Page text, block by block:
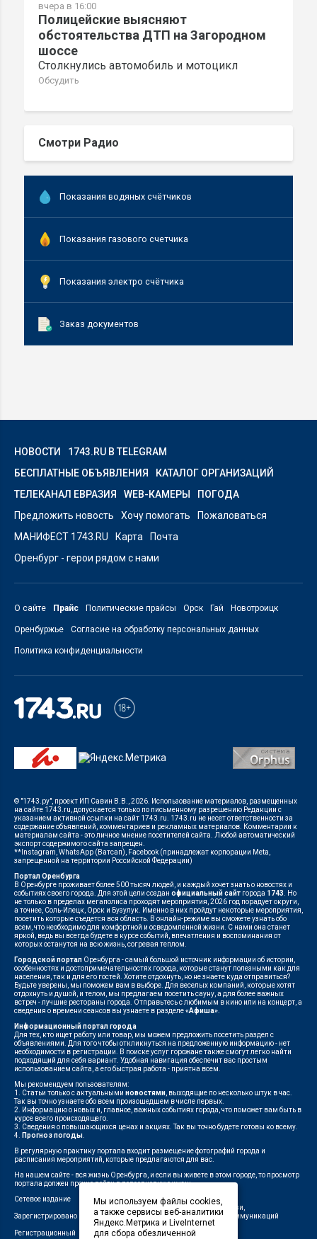
вчера в 16:00
Полицейские выясняют
обстоятельства ДТП на Загородном
шоссе
Столкнулись автомобиль и мотоцикл
Обсудить
Смотри Радио
Показания водяных счётчиков
Показания газового счетчика
Показания электро счётчика
Заказ документов
НОВОСТИ
1743.RU В TELEGRAM
БЕСПЛАТНЫЕ ОБЪЯВЛЕНИЯ
КАТАЛОГ ОРГАНИЗАЦИЙ
ТЕЛЕКАНАЛ ЕВРАЗИЯ
WEB-КАМЕРЫ
ПОГОДА
Предложить новость
Хочу помогать
Пожаловаться
МАНИФЕСТ 1743.RU
Карта
Почта
Оренбург - герои рядом с нами
О сайте Прайс Политические прайсы Орск Гай Новотроицк
Оренбуржье Согласие на обработку персональных данных
Политика конфиденциальности
© "1743.ру", проект ИП Савин В.В., 2026. Использование материалов, размещенных
на сайте 1743.ru, допускается только по письменному разрешению Редакции с
указанием активной ссылки на сайт 1743.ru. 1743.ru не несет ответственности за
содержание объявлений, комментариев и рекламных материалов. Комментарии к
материалам сайта - это личное мнение посетителей сайта. Любой автоматический
экспорт содержимого сайта запрещен.
**Instagram, WhatsApp (Ватсап), Facebook (принадлежат корпорации Meta,
запрещенной на территории Российской Федерации)
Портал Оренбурга
В Оренбурге проживает более 500 тысяч людей, и каждый хочет знать о новостях и
событиях своего города. Для этой цели создан официальный сайт города 1743 . Но
не только в пределах мегаполиса проходят мероприятия, 2026 год порадует округи,
а точнее, Соль-Илецк, Орск и Бузулук. Именно в них пройдут некоторые мероприятия,
посетить которые съедется вся область. В онлайн-режиме вы сможете узнать обо
всем, что необходимо для комфортной и осведомленной жизни. С нами она станет
яркой, ведь вы всегда будете в курсе событий, впечатления и воспоминания от
которых останутся на всю жизнь, согревая теплом.
Городской портал Оренбурга - самый большой источник информации об истории,
особенностях и достопримечательностях города, которые станут полезными как для
населения, так и для его гостей. Хотите отдохнуть, но не знаете куда отправиться?
Будьте уверены, мы поможем вам в выборе. Для веселых компаний, которые хотят
отдохнуть и душой, и телом, мы предлагаем посетить сауну, а для более важных
встреч - лучшие рестораны города. Отправьтесь с любимым в кино или на концерт, а
сведения о времени сеансов вы узнаете в разделе«Афиша»
Информационный портал города
Для тех, кто ищет работу или товар, мы можем предложить посетить раздел с
объявлениями. Для того чтобы откликнуться на предложенную информацию - нет
необходимости в регистрации. В поиске услуг горожане также смогут легко найти
подходящий для себя вариант. Удобная навигация обеспечит вас простым
использованием сайта, а его быстрая работа - приятна всем.
Мы рекомендуем пользователям:
1. Статьи только с актуальными новостями , выходящие по несколько штук в час.
Так вы точно узнаете обо всем произошедшем в числе первых.
2. Информацию о новых и, главное, важных событиях города, что поможет вам быть в
курсе всего происходящего.
3. Сведения о повышающихся ценах и акциях. Так вы точно будете готовы ко всему.
4.
Прогноз погоды
В регулярную практику портала входит размещение фотографий города и
расписания мероприятий, которые предлагаются для вас.
На нашем сайте - вся жизнь Оренбурга, и если вы живете в этом городе, то просмотр
портала должен прочно войти в повседневную жизнь.
Сетевое издание
"1743"
Зарегистрировано
Федеральной службой по надзору в сфере связи,
информационных технологий и массовых коммуникаций
(Роскомнадзор)
Регистрационный
ЭЛ № ФС 77-75960 от 19.06.2019 г.
Мы используем файлы cookies,
а также сервисы веб-аналитики
Яндекс.Метрика и LiveInternet
для сбора обезличенной